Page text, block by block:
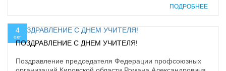
ПОДРОБНЕЕ
4
окт
ПОЗДРАВЛЕНИЕ С ДНЕМ УЧИТЕЛЯ!
Поздравление председателя Федерации профсоюзных